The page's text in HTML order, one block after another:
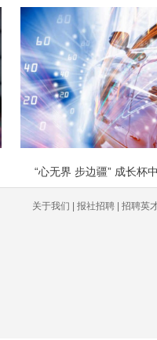
“心无界 步边疆” 成长杯
关于我们 | 报社招聘 | 招聘英